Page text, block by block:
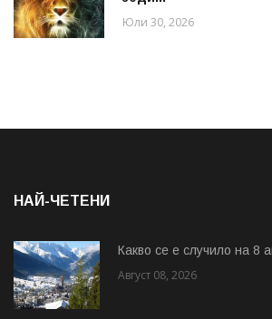
Юли 30, 2026
НАЙ-ЧЕТЕНИ
Какво се е случило на 8
Август 08, 2026